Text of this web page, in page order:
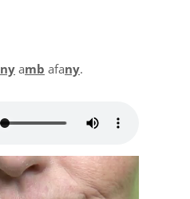
ny amb afany.